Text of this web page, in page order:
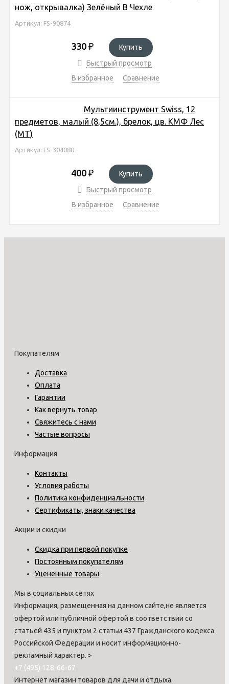
нож, открывалка) Зелёный В Чехле
Артикул: FS-90874
330 ₽
Купить
Быстрый просмотр
В избранное
Сравнение
Мультиинструмент Swiss, 12
предметов, малый (8,5см.), брелок, цв. КМФ Лес
(MT)
Артикул: FS-304080
400 ₽
Купить
Быстрый просмотр
В избранное
Сравнение
Покупателям
Доставка
Оплата
Гарантии
Как вернуть товар
Свяжитесь с нами
Частые вопросы
Информация
Контакты
Условия работы
Политика конфиденциальности
Сертификаты, знаки качества
Акции и скидки
Скидка при первой покупке
Постоянным покупателям
Уцененные товары
Мы в социальных сетях
Информация, размещенная на данном сайте,не является
офертой или публичной офертой в соответствии со
статьей 435 и пунктом 2 статьи 437 Гражданского кодекса
Российской Федерации и носит информационно-
рекламный характер. >
+7 (495) 128-66-67
Интернет магазин товаров для дачи и отдыха.